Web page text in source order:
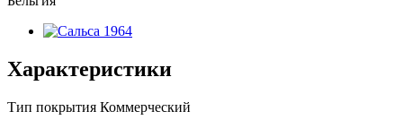
Характеристики
Тип покрытия Коммерческий